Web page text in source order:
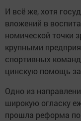
И всё же, хотя
вложений в
номической точки
крупными
спортивных
цинскую помощь
Одно из
широкую огла­ску
прошла ре­форма